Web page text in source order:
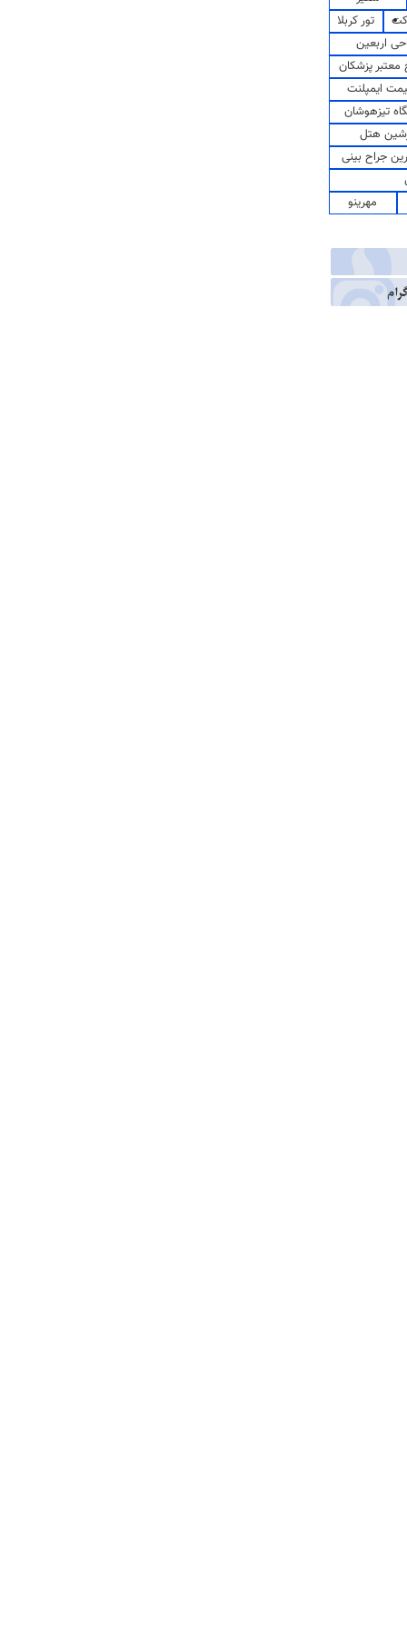
تور کربلا
اربعین
پزشکان
ایمپلنت
تیزهوشان
هتل
جراح بینی
مهرینو